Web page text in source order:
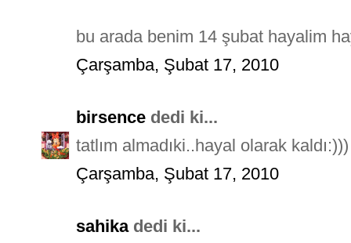
bu arada benim 14 şubat hayalim
Çarşamba, Şubat 17, 2010
birsence dedi ki...
tatlım almadıki..hayal olarak kaldı:)))
Çarşamba, Şubat 17, 2010
sahikadedi ki...